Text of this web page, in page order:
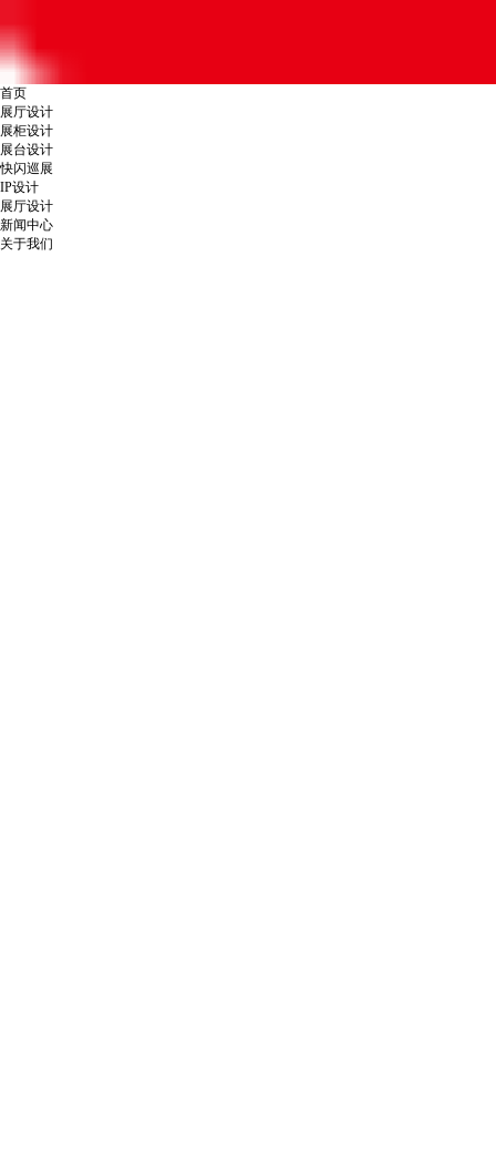
首页
展厅设计
展柜设计
展台设计
快闪巡展
IP设计
展厅设计
新闻中心
关于我们